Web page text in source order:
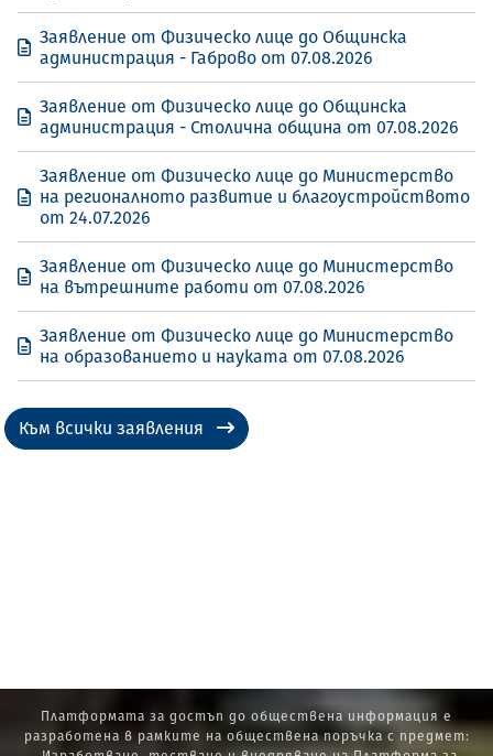
Заявление от Физическо лице до Общинска
администрация - Габрово от 07.08.2026
Заявление от Физическо лице до Общинска
администрация - Столична община от 07.08.2026
Заявление от Физическо лице до Министерство
на регионалното развитие и благоустройството
от 24.07.2026
Заявление от Физическо лице до Министерство
на вътрешните работи от 07.08.2026
Заявление от Физическо лице до Министерство
на образованието и науката от 07.08.2026
Към всички заявления
Платформата за достъп до обществена информация е
разработена в рамките на обществена поръчка с предмет: